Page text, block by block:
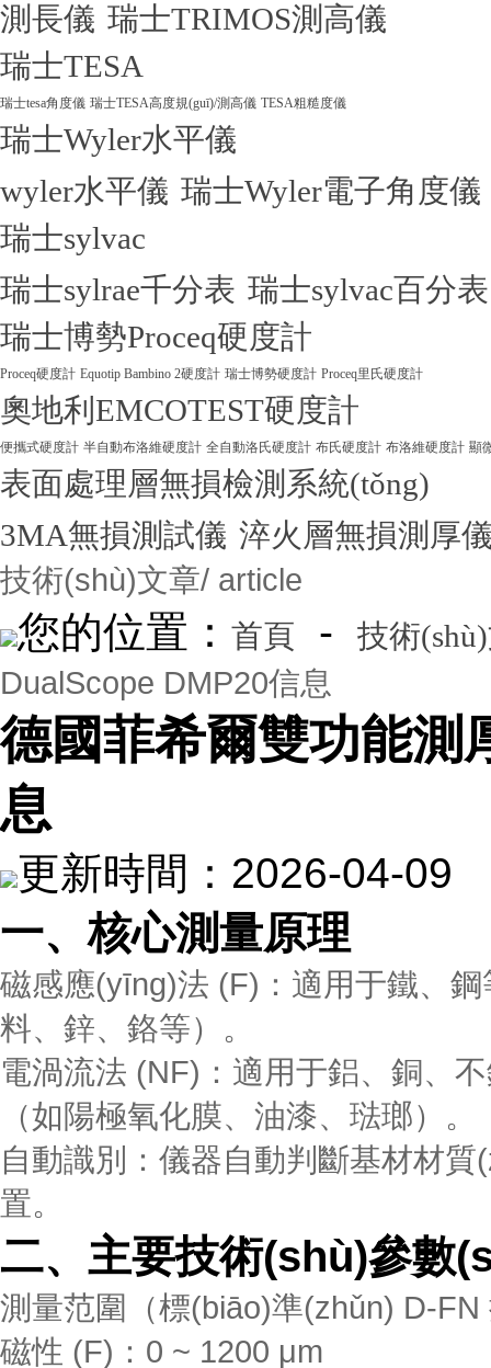
測長儀 瑞士TRIMOS測高儀
瑞士TESA
瑞士tesa角度儀 瑞士TESA高度規(guī)/測高儀 TESA粗糙度儀
瑞士Wyler水平儀
wyler水平儀 瑞士Wyler電子角度儀
瑞士sylvac
瑞士sylrae千分表 瑞士sylvac百分表
瑞士博勢Proceq硬度計
Proceq硬度計 Equotip Bambino 2硬度計 瑞士博勢硬度計 Proceq里氏硬度計
奧地利EMCOTEST硬度計
便攜式硬度計 半自動布洛維硬度計 全自動洛氏硬度計 布氏硬度計 布洛維硬度計 顯
表面處理層無損檢測系統(tǒng)
3MA無損測試儀 淬火層無損測厚
技術(shù)文章/ article
您的位置： 首頁 - 技術
DualScope DMP20信息
德國菲希爾雙功能
息
更新時間：2026-04-
一、核心測量原理
磁感應(yīng)法 (F)：適用于鐵、
料、鋅、鉻等）。
電渦流法 (NF)：適用于鋁、銅
（如陽極氧化膜、油漆、琺瑯）。
自動識別：儀器自動判斷基材材質
置。
二、主要技術(shù)參數
測量范圍（標(biāo)準(zhǔn) D-FN
磁性 (F)：0 ~ 1200 μm